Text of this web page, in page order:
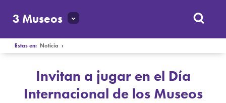
3 Museos
Estas en:Noticia ›
Invitan a jugar en el Día
Internacional de los Museos